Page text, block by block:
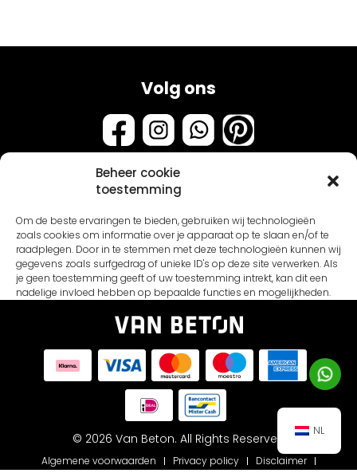
Beheer cookie
toestemming
Om de beste ervaringen te bieden, gebruiken wij technologieën
zoals cookies om informatie over je apparaat op te slaan en/of te
raadplegen. Door in te stemmen met deze technologieën kunnen wij
gegevens zoals surfgedrag of unieke ID's op deze site verwerken. Als
je geen toestemming geeft of uw toestemming intrekt, kan dit een
nadelige invloed hebben op bepaalde functies en mogelijkheden.
Accepteren
Weigeren
Bekijk voorkeuren
CookiesPrivacybeleid
Stalen & testers
Verf soorten
Primers
Gereedschap
Cadeaubon
Klantenservice
About us
Contact
Cookiebeleid
Inspiratie
Volg ons
© 2026 Van Beton. All Rights Reserved
Algemene voorwaarden Privacy policy Disclaimer
NL